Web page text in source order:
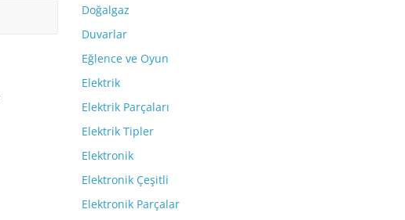
Doğalgaz
Duvarlar
Eğlence ve Oyun
Elektrik
Elektrik Parçaları
Elektrik Tipler
Elektronik
Elektronik Çeşitli
Elektronik Parçalar